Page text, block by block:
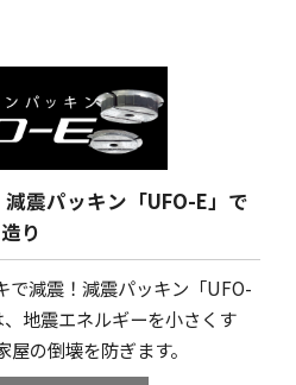
減震パッキン「UFO-E」で
り
で減震！減震パッキン「UFO-
地震エネルギーを小さくす
の倒壊を防ぎます。